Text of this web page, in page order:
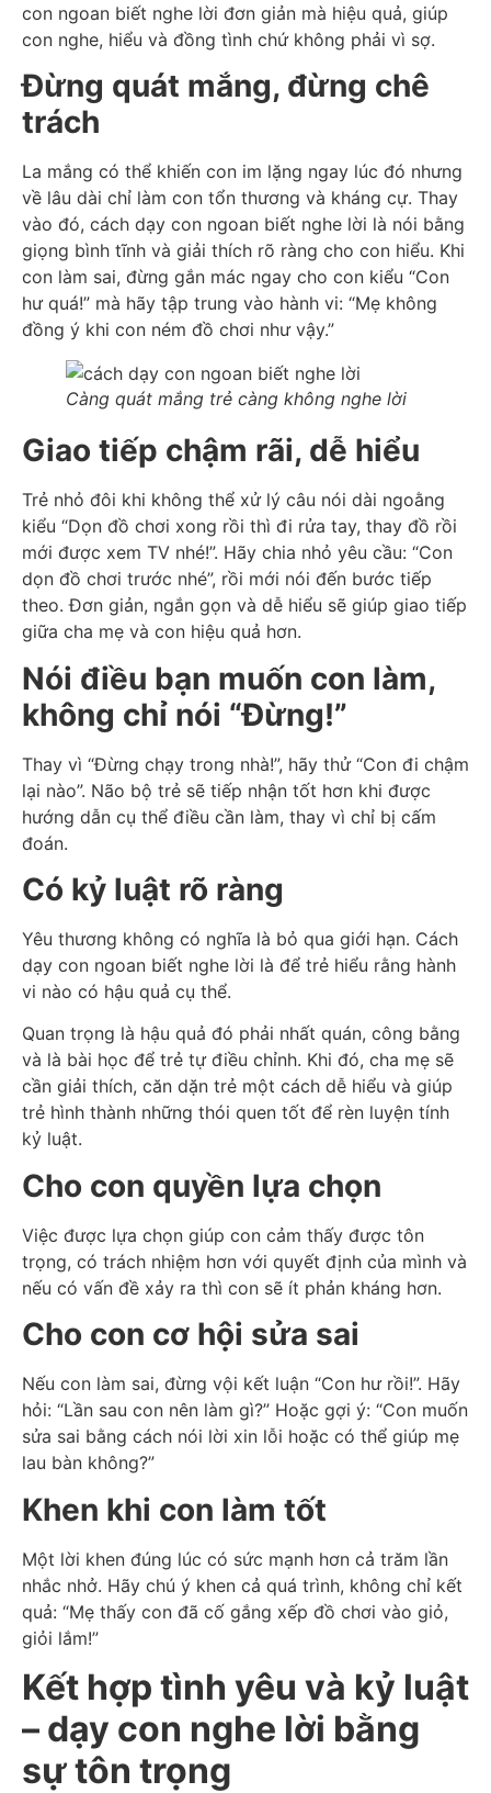
con ngoan biết nghe lời đơn giản mà hiệu quả, giúp
con nghe, hiểu và đồng tình chứ không phải vì sợ.
Đừng quát mắng, đừng chê
trách
La mắng có thể khiến con im lặng ngay lúc đó nhưng
về lâu dài chỉ làm con tổn thương và kháng cự. Thay
vào đó, cách dạy con ngoan biết nghe lời là nói bằng
giọng bình tĩnh và giải thích rõ ràng cho con hiểu. Khi
con làm sai, đừng gắn mác ngay cho con kiểu “Con
hư quá!” mà hãy tập trung vào hành vi: “Mẹ không
đồng ý khi con ném đồ chơi như vậy.”
Càng quát mắng trẻ càng không nghe lời
Giao tiếp chậm rãi, dễ hiểu
Trẻ nhỏ đôi khi không thể xử lý câu nói dài ngoằng
kiểu “Dọn đồ chơi xong rồi thì đi rửa tay, thay đồ rồi
mới được xem TV nhé!”. Hãy chia nhỏ yêu cầu: “Con
dọn đồ chơi trước nhé”, rồi mới nói đến bước tiếp
theo. Đơn giản, ngắn gọn và dễ hiểu sẽ giúp giao tiếp
giữa cha mẹ và con hiệu quả hơn.
Nói điều bạn muốn con làm,
không chỉ nói “Đừng!”
Thay vì “Đừng chạy trong nhà!”, hãy thử “Con đi chậm
lại nào”. Não bộ trẻ sẽ tiếp nhận tốt hơn khi được
hướng dẫn cụ thể điều cần làm, thay vì chỉ bị cấm
đoán.
Có kỷ luật rõ ràng
Yêu thương không có nghĩa là bỏ qua giới hạn. Cách
dạy con ngoan biết nghe lời là để trẻ hiểu rằng hành
vi nào có hậu quả cụ thể.
Quan trọng là hậu quả đó phải nhất quán, công bằng
và là bài học để trẻ tự điều chỉnh. Khi đó, cha mẹ sẽ
cần giải thích, căn dặn trẻ một cách dễ hiểu và giúp
trẻ hình thành những thói quen tốt để rèn luyện tính
kỷ luật.
Cho con quyền lựa chọn
Việc được lựa chọn giúp con cảm thấy được tôn
trọng, có trách nhiệm hơn với quyết định của mình và
nếu có vấn đề xảy ra thì con sẽ ít phản kháng hơn.
Cho con cơ hội sửa sai
Nếu con làm sai, đừng vội kết luận “Con hư rồi!”. Hãy
hỏi: “Lần sau con nên làm gì?” Hoặc gợi ý: “Con muốn
sửa sai bằng cách nói lời xin lỗi hoặc có thể giúp mẹ
lau bàn không?”
Khen khi con làm tốt
Một lời khen đúng lúc có sức mạnh hơn cả trăm lần
nhắc nhở. Hãy chú ý khen cả quá trình, không chỉ kết
quả: “Mẹ thấy con đã cố gắng xếp đồ chơi vào giỏ,
giỏi lắm!”
Kết hợp tình yêu và kỷ luật
– dạy con nghe lời bằng
sự tôn trọng